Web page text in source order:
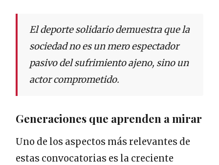
El deporte solidario demuestra que la
sociedad no es un mero espectador
pasivo del sufrimiento ajeno, sino un
actor comprometido.
Generaciones que aprenden a mirar
Uno de los aspectos más relevantes de
estas convocatorias es la creciente